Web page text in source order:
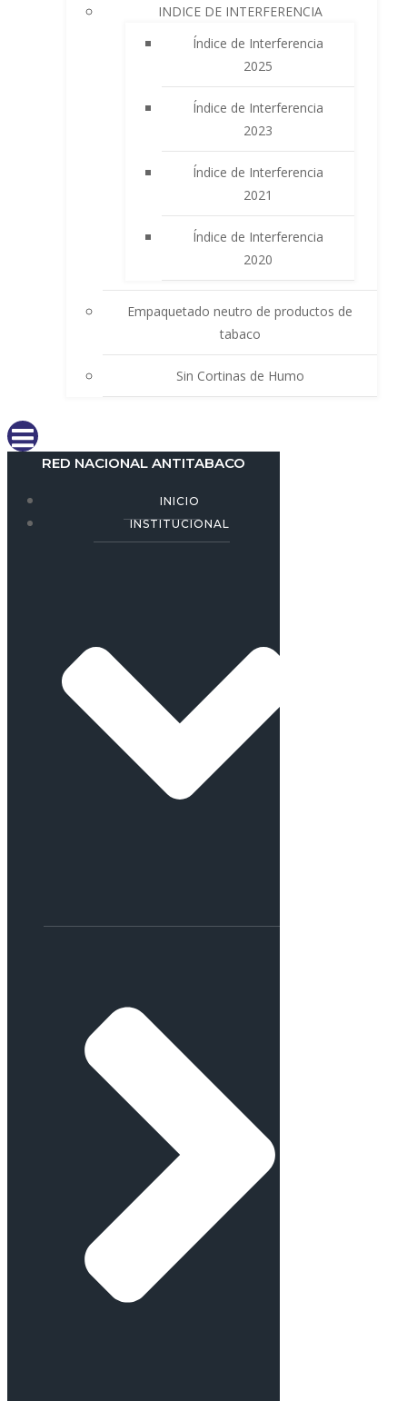
INDICE DE INTERFERENCIA
Índice de Interferencia
2025
Índice de Interferencia
2023
Índice de Interferencia
2021
Índice de Interferencia
2020
Empaquetado neutro de productos de
tabaco
Sin Cortinas de Humo
RED NACIONAL ANTITABACO
INICIO
INSTITUCIONAL